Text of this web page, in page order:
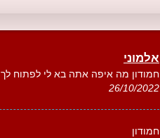
אלמוני
חמודון מה איפה אתה בא לי לפתוח לך
26/10/2022
חמודון